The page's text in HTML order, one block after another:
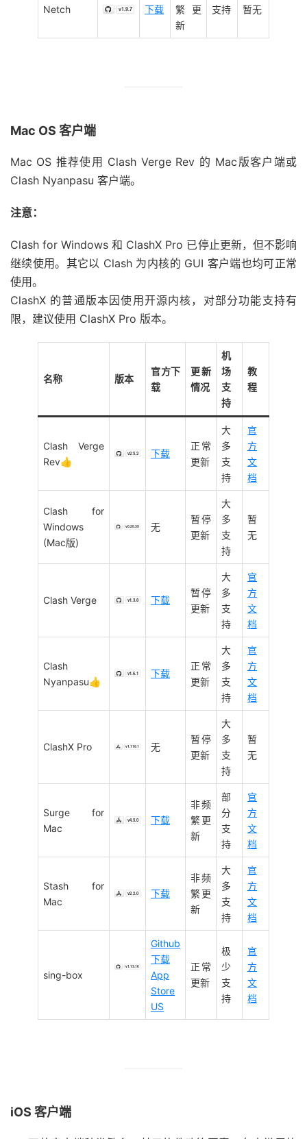
Netch 下载
繁更
新
支持 暂无
Mac OS 客户端
Mac OS 推荐使用 Clash Verge Rev 的 Mac版客户端或
Clash Nyanpasu 客户端。
注意：
Clash for Windows 和 ClashX Pro 已停止更新，但不影响
继续使用。其它以 Clash 为内核的 GUI 客户端也均可正常
使用。
ClashX 的普通版本因使用开源内核，对部分功能支持有
限，建议使用 ClashX Pro 版本。
名称 版本
官方下
载
更新
情况
机
场
支
持
教
程
Clash Verge
Rev👍
下载
正常
更新
大
多
支
持
官
方
文
档
Clash for
Windows
(Mac版)
无
暂停
更新
大
多
支
持
暂
无
Clash Verge 下载
暂停
更新
大
多
支
持
官
方
文
档
Clash
Nyanpasu👍
下载
正常
更新
大
多
支
持
官
方
文
档
ClashX Pro 无
暂停
更新
大
多
支
持
暂
无
Surge for
Mac
下载
非频
繁更
新
部
分
支
持
官
方
文
档
Stash for
Mac
下载
非频
繁更
新
大
多
支
持
官
方
文
档
sing-box
Github
下载
App
Store
US
正常
更新
极
少
支
持
官
方
文
档
iOS 客户端